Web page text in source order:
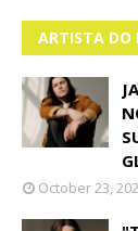
ARTISTA DO
October 23,